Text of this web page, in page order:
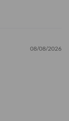
08/08/2026